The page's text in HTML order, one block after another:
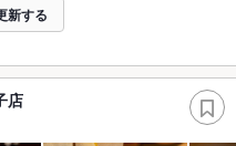
新する
店